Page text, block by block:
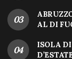
AL DI
ISOLA